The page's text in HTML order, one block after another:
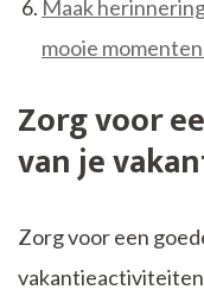
Maak
mooie
Zorg voor
van je
Zorg voor een